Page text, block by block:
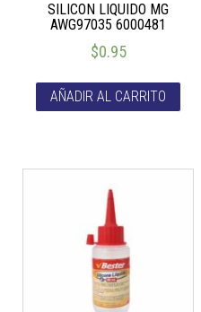
SILICON LIQUIDO MG
AWG97035 6000481
$0.95
AÑADIR AL CARRITO